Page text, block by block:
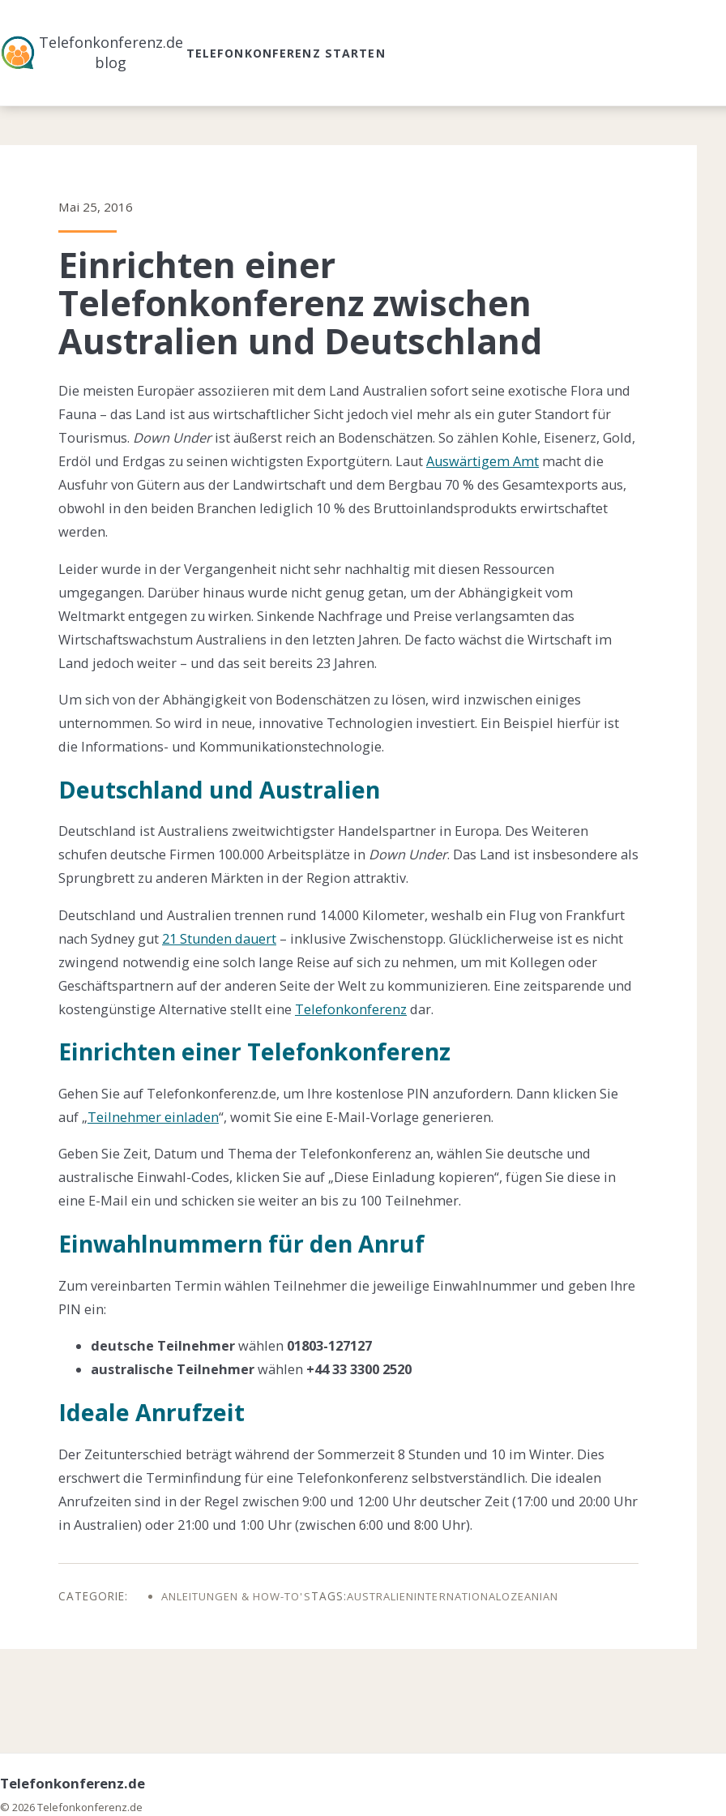
Telefonkonferenz.de
blog
TELEFONKONFERENZ STARTEN
Mai 25, 2016
Einrichten einer
Telefonkonferenz zwischen
Australien und Deutschland
Die meisten Europäer assoziieren mit dem Land Australien sofort seine exotische Flora und
Fauna – das Land ist aus wirtschaftlicher Sicht jedoch viel mehr als ein guter Standort für
Tourismus. Down Underist äußerst reich an Bodenschätzen. So zählen Kohle, Eisenerz, Gold,
Erdöl und Erdgas zu seinen wichtigsten Exportgütern. LautAuswärtigem Amt macht die
Ausfuhr von Gütern aus der Landwirtschaft und dem Bergbau 70 % des Gesamtexports aus,
obwohl in den beiden Branchen lediglich 10 % des Bruttoinlandsprodukts erwirtschaftet
werden.
Leider wurde in der Vergangenheit nicht sehr nachhaltig mit diesen Ressourcen
umgegangen. Darüber hinaus wurde nicht genug getan, um der Abhängigkeit vom
Weltmarkt entgegen zu wirken. Sinkende Nachfrage und Preise verlangsamten das
Wirtschaftswachstum Australiens in den letzten Jahren. De facto wächst die Wirtschaft im
Land jedoch weiter – und das seit bereits 23 Jahren.
Um sich von der Abhängigkeit von Bodenschätzen zu lösen, wird inzwischen einiges
unternommen. So wird in neue, innovative Technologien investiert. Ein Beispiel hierfür ist
die Informations- und Kommunikationstechnologie.
Deutschland und Australien
Deutschland ist Australiens zweitwichtigster Handelspartner in Europa. Des Weiteren
schufen deutsche Firmen 100.000 Arbeitsplätze in Down Under. Das Land ist insbesondere als
Sprungbrett zu anderen Märkten in der Region attraktiv.
Deutschland und Australien trennen rund 14.000 Kilometer, weshalb ein Flug von Frankfurt
nach Sydney gut 21 Stunden dauert – inklusive Zwischenstopp. Glücklicherweise ist es nicht
zwingend notwendig eine solch lange Reise auf sich zu nehmen, um mit Kollegen oder
Geschäftspartnern auf der anderen Seite der Welt zu kommunizieren. Eine zeitsparende und
kostengünstige Alternative stellt eine Telefonkonferenz dar.
Einrichten einer Telefonkonferenz
Gehen Sie auf Telefonkonferenz.de, um Ihre kostenlose PIN anzufordern. Dann klicken Sie
auf „Teilnehmer einladen“, womit Sie eine E-Mail-Vorlage generieren.
Geben Sie Zeit, Datum und Thema der Telefonkonferenz an, wählen Sie deutsche und
australische Einwahl-Codes, klicken Sie auf „Diese Einladung kopieren“, fügen Sie diese in
eine E-Mail ein und schicken sie weiter an bis zu 100 Teilnehmer.
Einwahlnummern für den Anruf
Zum vereinbarten Termin wählen Teilnehmer die jeweilige Einwahlnummer und geben Ihre
PIN ein:
deutsche Teilnehmerwählen 01803-127127
australische Teilnehmerwählen +44 33 3300 2520
Ideale Anrufzeit
Der Zeitunterschied beträgt während der Sommerzeit 8 Stunden und 10 im Winter. Dies
erschwert die Terminfindung für eine Telefonkonferenz selbstverständlich. Die idealen
Anrufzeiten sind in der Regel zwischen 9:00 und 12:00 Uhr deutscher Zeit (17:00 und 20:00 Uhr
in Australien) oder 21:00 und 1:00 Uhr (zwischen 6:00 und 8:00 Uhr).
ANLEITUNGEN & HOW-TO'S AUSTRALIENINTERNATIONALOZEANIAN
Telefonkonferenz.de
© 2026 Telefonkonferenz.de